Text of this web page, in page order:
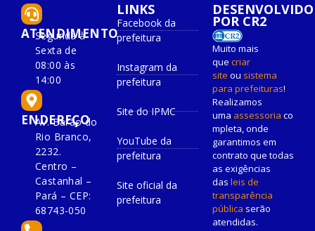
ATENDIMENTO
Segunda à
Sexta de
08:00 às
14:00
ENDEREÇO
Av. Barão do
Rio Branco,
2232.
Centro –
Castanhal –
Pará – CEP:
68743-050
LINKS
Facebook da
prefeitura
Instagram da
prefeitura
Site do IPMC
YouTube da
prefeitura
Site oficial da
prefeitura
DESENVOLVIDO
POR CR2
Muito mais
que criar
site ou sistema
para prefeituras!
Realizamos
uma assessoria co
mpleta, onde
garantimos em
contrato que todas
as exigências
das leis de
transparência
pública serão
atendidas.